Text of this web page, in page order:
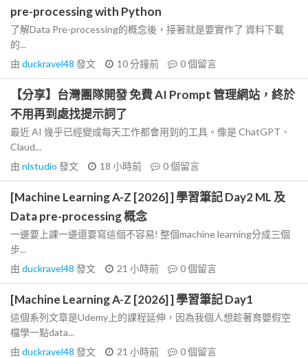
pre-processing with Python
了解Data Pre-processing的概念後，接著就是要實作了 資料下載
的...
由 duckravel48 發文 10 分鐘前 0個留言
【分享】台灣團隊開發 免費 AI Prompt 管理網站，終於
不用再到處找提示詞了
最近 AI 幾乎已經變成每天工作都會用到的工具。像是 ChatGPT、
Claud...
由 nlstudio 發文 18 小時前 0個留言
[Machine Learning A-Z [2026] ] 學習筆記 Day2 ML 及
Data pre-processing 概念
一邊要上課一邊還要寫這個不容易! 整個machine learning分成三個
步...
由 duckravel48 發文 21 小時前 0個留言
[Machine Learning A-Z [2026] ] 學習筆記 Day1
這個系列文章是Udemy上的課程延伸，因為我個人想趁著育嬰假空
檔學一點data...
由 duckravel48 發文 21 小時前 0個留言